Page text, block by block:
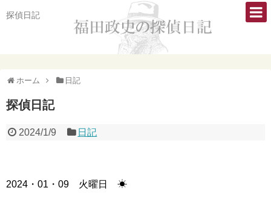
探偵日記
ホーム 日記
探偵日記
2024/1/9 日記
2024・01・09 火曜日 ☀